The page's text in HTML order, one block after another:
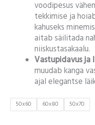
voodipesus
tekkimise ja
kahuseks
aitab säilitada
niiskustasakaalu.
Vastupidavus ja
muudab kanga
ajal elegantse
50x60 60x80 50x70